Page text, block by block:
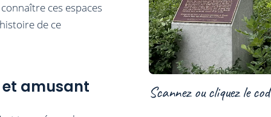
ces espaces
de ce
amusant Scannez ou cliquez le